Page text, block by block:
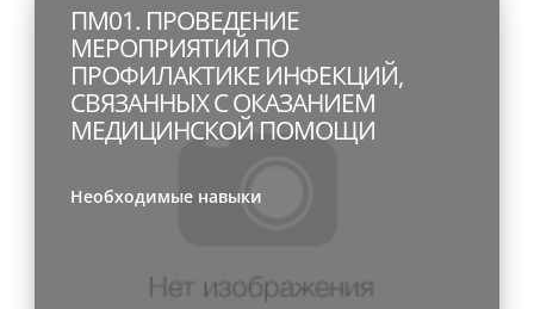
ПМ01. ПРОВЕДЕНИЕ
МЕРОПРИЯТИЙ ПО
ПРОФИЛАКТИКЕ ИНФЕКЦИЙ,
СВЯЗАННЫХ С ОКАЗАНИЕМ
МЕДИЦИНСКОЙ ПОМОЩИ
Необходимые навыки